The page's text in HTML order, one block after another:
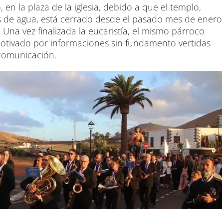
la plaza de la iglesia, debido a que el templo,
agua, está cerrado desde el pasado mes de enero
vez finalizada la eucaristía, el mismo párroco
por informaciones sin fundamento vertidas